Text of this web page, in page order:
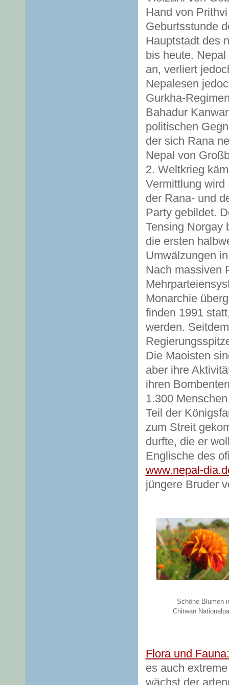
Hand von
Geburtsstunde
Hauptstadt des
bis heute.
an, verliert
Nepalesen
Gurkha-
Bahadur
politischen
der sich Rana
Nepal von
2. Weltkrieg
Vermittlung
der Rana- und
Party gebildet.
Tensing Norgay
die ersten
Umwälzungen
Nach massiven
Monarchie
finden 1991
werden.
Die Maoisten
aber ihre
ihren
1.300
Teil der
zum Streit
durfte, die er
Englische des
www.nepal-
jüngere Bruder
Schöne Blumen
Chitwan
Flora und Fauna:
es auch
wächst der